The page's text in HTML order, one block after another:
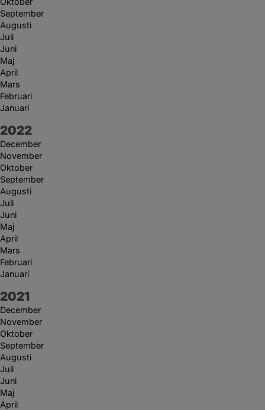
September
Augusti
Juli
Juni
Maj
April
Mars
Februari
Januari
År:
2022
December
November
Oktober
September
Augusti
Juli
Juni
Maj
April
Mars
Februari
Januari
År:
2021
December
November
Oktober
September
Augusti
Juli
Juni
Maj
April